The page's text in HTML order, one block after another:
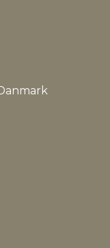
0,513 kg